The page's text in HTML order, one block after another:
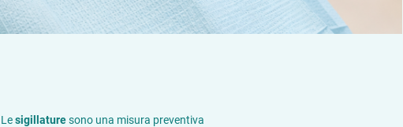
Lesigillaturesono una misura preventiva